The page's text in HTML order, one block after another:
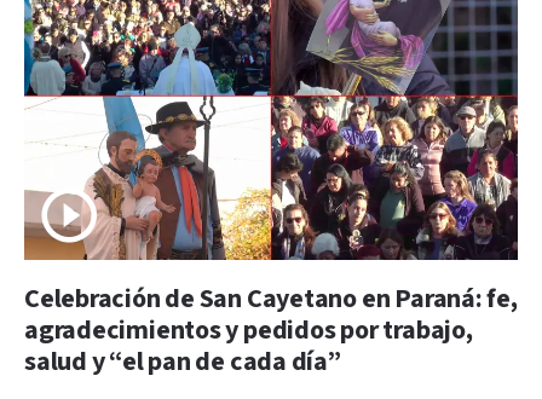
Celebración de San Cayetano en Paraná: fe,
agradecimientos y pedidos por trabajo,
salud y “el pan de cada día”